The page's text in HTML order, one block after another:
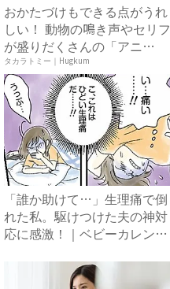
おかたづけもできる点がうれ
しい！ 動物の鳴き声やセリフ
が盛りだくさんの「アニ
ア ...
タカラトミー｜Hugkum
「誰か助けて…」生理痛で倒
れた私。駆けつけた夫の神対
応に感激！｜ベビーカレンダ